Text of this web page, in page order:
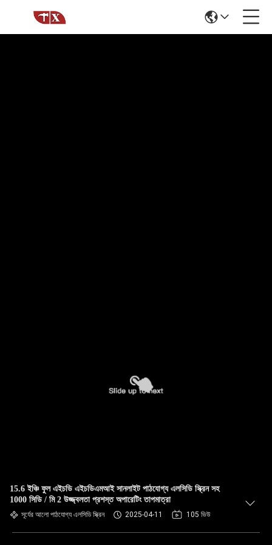
15.6 ইঞ্চি ফুল এইচডি এইচডিএমআই সানলাইট পাঠযোগ্য এলসিডি স্ক্রিন সহ
1000 সিডি / মি 2 উজ্জ্বলতা প্রশস্ত অপারেটিং তাপমাত্রা
সূর্যের আলো পাঠযোগ্য এলসিডি স্ক্রিন 2025-04-11 105 ভিউ